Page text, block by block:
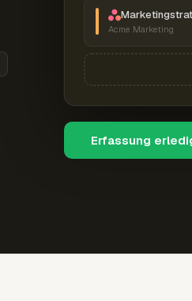
Acme Marketing
Erfassung